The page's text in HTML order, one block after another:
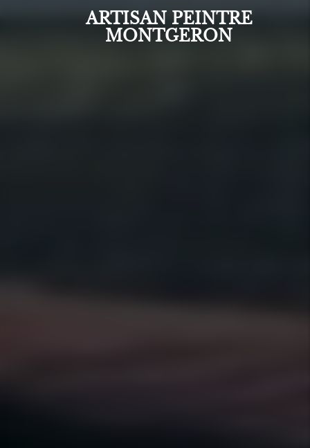
ARTISAN PEINTRE
MONTGERON